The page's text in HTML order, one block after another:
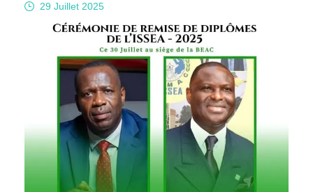
29 Juillet 2025